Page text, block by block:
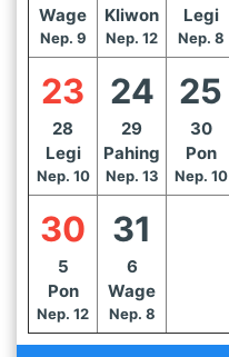
Wage
Nep. 9
Kliwon
Nep. 12
Legi
Nep. 8
23
28
Legi
Nep. 10
24
29
Pahing
Nep. 13
25
30
Pon
Nep. 10
30
5
Pon
Nep. 12
31
6
Wage
Nep. 8